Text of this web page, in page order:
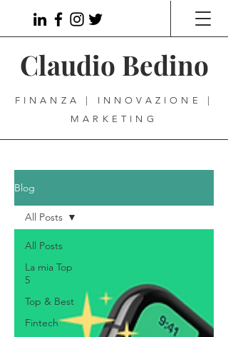
Claudio Bedino
FINANZA | INNOVAZIONE |
MARKETING
Blog
All Posts
La mia Top
5
Top & Best
Fintech
All Posts